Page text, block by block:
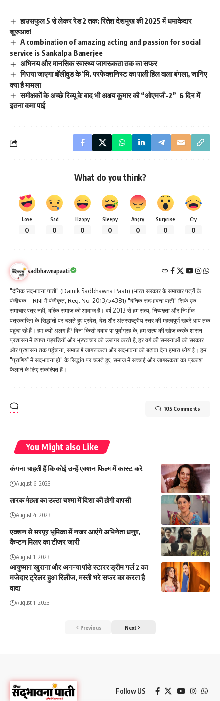
हाउसफुल 5 से लेकर रेड 2 तक: रितेश देशमुख की 2025 में धमाकेदार
शुरुआत!
A combination of amazing acting and passion for social
service is Sankalpa Banerjee
अभिनय और मानसिक स्वास्थ्य जागरूकता तक का सफर
गिराया जाएगा बॉलीवुड के ‘मि. परफेक्शनिस्ट का पाली हिल वाला बंगला, जानिए
क्या है मामला
समीक्षकों के अच्छे रिव्यू के बाद भी अक्षय कुमार की “ओएमजी-2” 6 दिन में
इतना कमा पाई
What do you think?
Love
0
Sad
0
Happy
0
Sleepy
0
Angry
0
Surprise
0
Cry
0
sadbhawnapaati
"दैनिक सदभावना पाती" (Dainik Sadbhawna Paati) (भारत सरकार के समाचार पत्रों के
पंजीयक – RNI में पंजीकृत, Reg. No. 2013/54381) "दैनिक सदभावना पाती" सिर्फ एक
समाचार पत्र नहीं, बल्कि समाज की आवाज है। वर्ष 2013 से हम सत्य, निष्पक्षता और निर्भीक
पत्रकारिता के सिद्धांतों पर चलते हुए प्रदेश, देश और अंतरराष्ट्रीय स्तर की महत्वपूर्ण खबरें आप तक
पहुंचा रहे हैं। हम क्यों अलग हैं? बिना किसी दबाव या पूर्वाग्रह के, हम सत्य की खोज करके शासन-
प्रशासन में व्याप्त गड़बड़ियों और भ्रष्टाचार को उजागर करते है, हर वर्ग की समस्याओं को सरकार
और प्रशासन तक पहुंचाना, समाज में जागरूकता और सदभावना को बढ़ावा देना हमारा ध्येय है। हम
"प्राणियों में सदभावना हो" के सिद्धांत पर चलते हुए, समाज में सच्चाई और जागरूकता का प्रकाश
फैलाने के लिए संकल्पित हैं।
105 Comments
You Might also Like
कंगना चाहती हैं कि कोई उन्हें एक्शन फिल्म में कास्ट करे
August 6, 2023
तारक मेहता का उल्टा चश्मा में दिशा की होगी वापसी
August 4, 2023
एक्शन से भरपूर भूमिका में नजर आएंगे अभिनेता धनुष,
कैप्टन मिलर का टीजर जारी
August 1, 2023
आयुष्मान खुराना और अनन्या पांडे स्टारर ड्रीम गर्ल 2 का
मजेदार ट्रेलर हुआ रिलीज, मस्ती भरे सफर का करता है
वादा
August 1, 2023
Previous Next
Follow US